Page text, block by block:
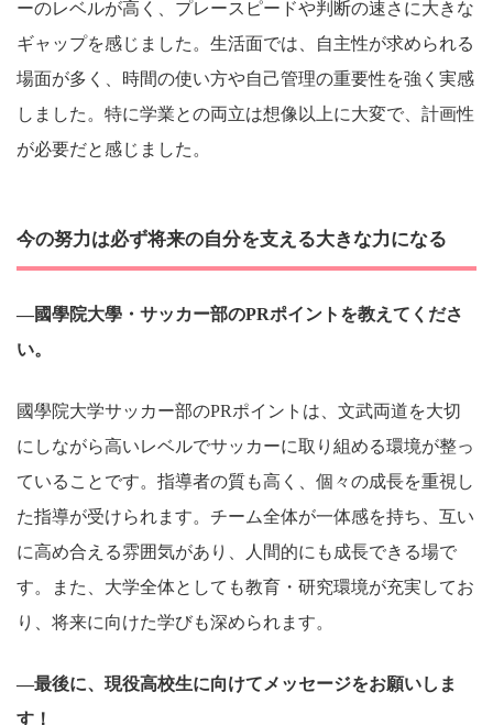
ーのレベルが高く、プレースピードや判断の速さに大きな
ギャップを感じました。生活面では、自主性が求められる
場面が多く、時間の使い方や自己管理の重要性を強く実感
しました。特に学業との両立は想像以上に大変で、計画性
が必要だと感じました。
今の努力は必ず将来の自分を支える大きな力になる
―國學院大學・サッカー部のPRポイントを教えてくださ
い。
國學院大学サッカー部のPRポイントは、文武両道を大切
にしながら高いレベルでサッカーに取り組める環境が整っ
ていることです。指導者の質も高く、個々の成長を重視し
た指導が受けられます。チーム全体が一体感を持ち、互い
に高め合える雰囲気があり、人間的にも成長できる場で
す。また、大学全体としても教育・研究環境が充実してお
り、将来に向けた学びも深められます。
―最後に、現役高校生に向けてメッセージをお願いしま
す！